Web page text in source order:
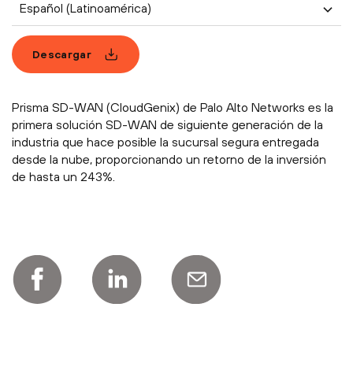
Español (Latinoamérica)
Descargar
Prisma SD-WAN (CloudGenix) de Palo Alto Networks es la
primera solución SD-WAN de siguiente generación de la
industria que hace posible la sucursal segura entregada
desde la nube, proporcionando un retorno de la inversión
de hasta un 243%.